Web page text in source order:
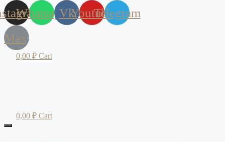
WhatsappVkYoutubeTelegram
Max
0,00 ₽ Cart
0,00 ₽ Cart